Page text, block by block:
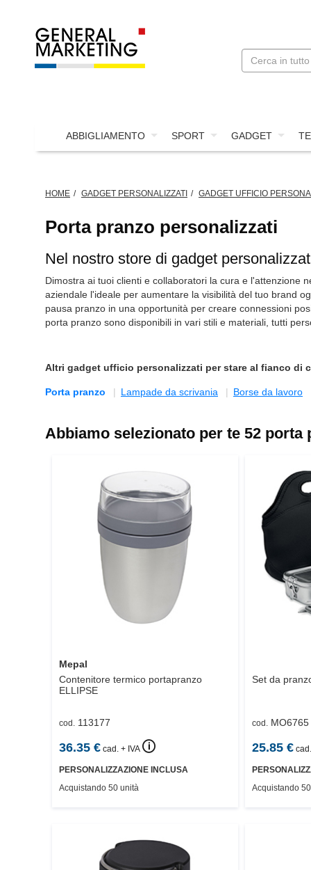
ABBIGLIAMENTO SPORT GADGET
HOME GADGET PERSONALIZZATI GADGET UFFICIO
Porta pranzo personalizzati
Nel nostro store di gadget
Dimostra ai tuoi clienti e collaboratori la cura e l'attenzione
aziendale l'ideale per aumentare la visibilità del tuo brand
pausa pranzo in una opportunità per creare connessioni
porta pranzo sono disponibili in vari stili e materiali, tutti
Altri gadget ufficio personalizzati per stare al fianco di
Porta pranzo Lampade da scrivania Borse da lavoro
Abbiamo selezionato per te 52 porta
Mepal
Contenitore termico portapranzo
ELLIPSE
cod. 113177
36.35 € cad. + IVA 🛈
PERSONALIZZAZIONE INCLUSA
Acquistando 50 unità
Set da
cod. MO6765
25.85€
Acquistando